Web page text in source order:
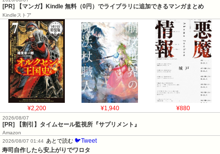
[PR] 【マンガ】Kindle 無料（0円）でライブラリに追加できるマンガまとめ
Kindleストア
¥2,200 ¥1,940 ¥880
2026/08/07
[PR] 【割引】タイムセール監視所『サプリメント』
Amazon
2026/08/07 01:44 あとで読む 🐦Tweet
寿司自作したら安上がりでワロタ